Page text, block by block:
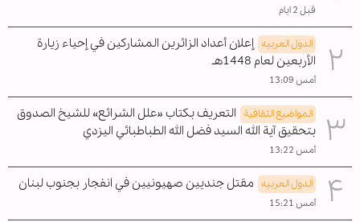
قبل 2 ايام
الدول العربیه إعلان أعداد الزائرين المشاركين في إحياء زيارة
الأربعين لعام 1448هـ
أمس 13:09
المواضیع الثقافية التعريف بكتاب «علل الشرائع» للشيخ الصدوق
بتحقيق آية الله السيد فضل الله الطباطبائي اليزدي
أمس 13:22
الدول العربیه مقتل جنديين صهيونيين في انفجار بجنوب لبنان
أمس 15:21